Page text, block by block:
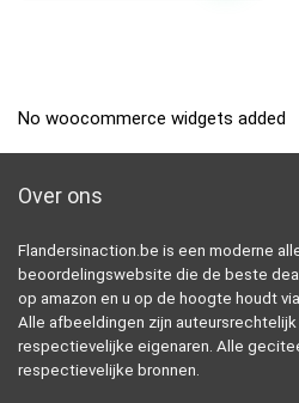
No woocommerce widgets added
Over ons
Flandersinaction.be is een moderne
beoordelingswebsite die de beste
op amazon en u op de hoogte houdt
Alle afbeeldingen zijn
respectievelijke eigenaren. Alle
respectievelijke bronnen.